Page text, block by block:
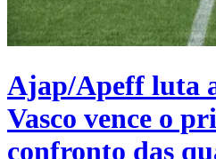
Ajap/Apeff luta
Vasco vence o
confronto das